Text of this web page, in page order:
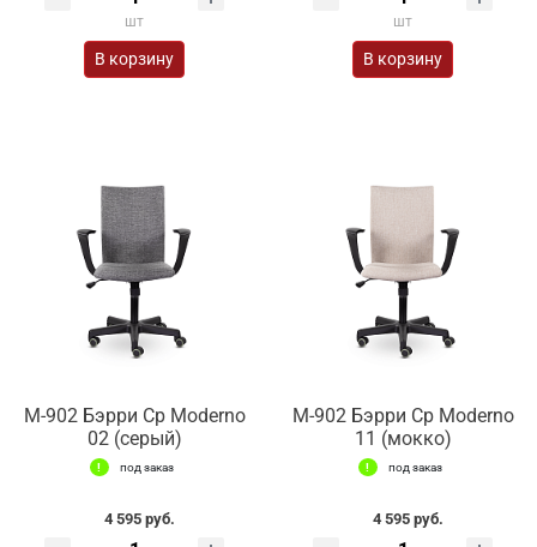
шт
В корзину
шт
В корзину
М-902 Бэрри Ср Moderno
02 (серый)
под заказ
4 595 руб.
М-902 Бэрри Ср Moderno
11 (мокко)
под заказ
4 595 руб.